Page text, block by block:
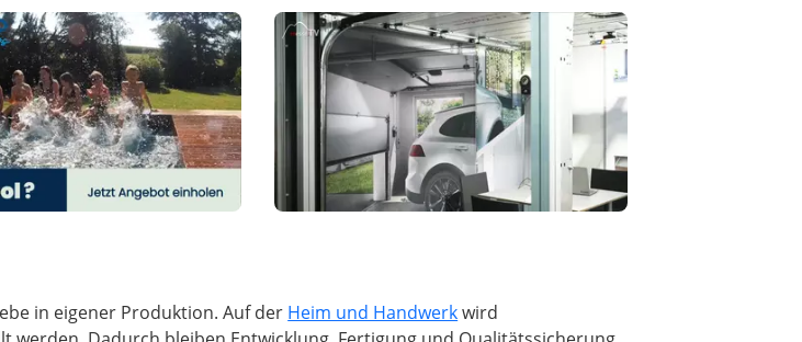
in eigener Produktion. Auf der Heim und Handwerkwird